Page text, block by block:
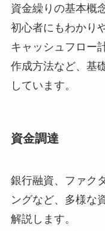
資金繰りの基本概
初心者にもわかり
キャッシュフロー
作成方法など、基
しています。
資金調達
銀行融資、ファク
ングなど、多様な
解説します。